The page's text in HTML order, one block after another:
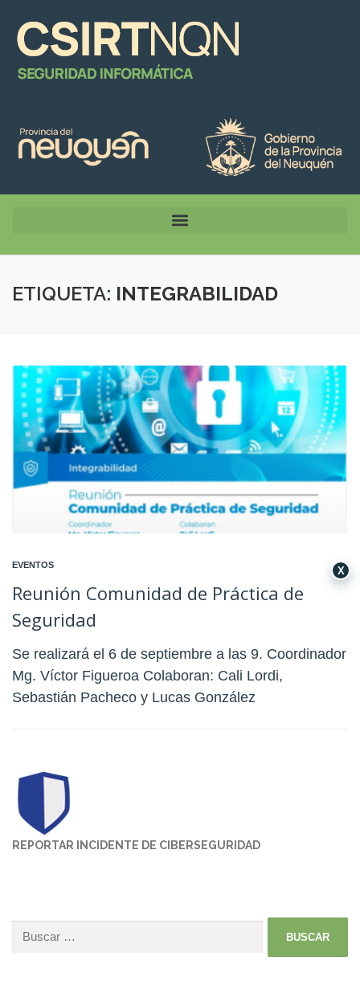
ETIQUETA: INTEGRABILIDAD
EVENTOS
Reunión Comunidad de Práctica de
Seguridad
Se realizará el 6 de septiembre a las 9. Coordinador
Mg. Víctor Figueroa Colaboran: Cali Lordi,
Sebastián Pacheco y Lucas González
REPORTAR INCIDENTE DE CIBERSEGURIDAD
X